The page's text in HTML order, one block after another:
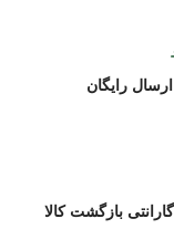
ارسال رایگان